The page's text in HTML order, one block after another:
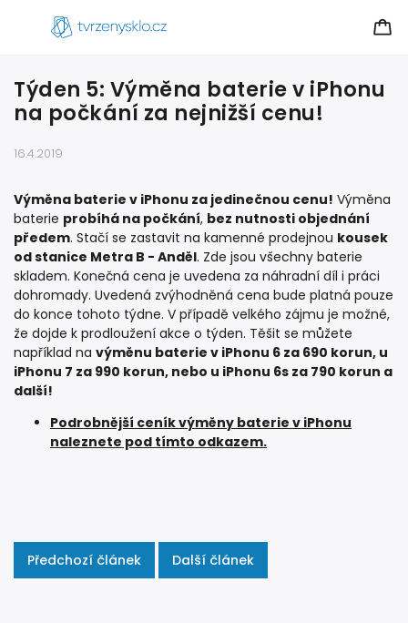
Týden 5: Výměna baterie v iPhonu
na počkání za nejnižší cenu!
16.4.2019
Výměna baterie v iPhonu za jedinečnou cenu! Výměna
baterie probíhá na počkání, bez nutnosti objednání
předem. Stačí se zastavit na kamenné prodejnou kousek
od stanice Metra B - Anděl. Zde jsou všechny baterie
skladem. Konečná cena je uvedena za náhradní díl i práci
dohromady. Uvedená zvýhodněná cena bude platná pouze
do konce tohoto týdne. V případě velkého zájmu je možné,
že dojde k prodloužení akce o týden. Těšit se můžete
například na výměnu baterie v iPhonu 6 za 690 korun, u
iPhonu 7 za 990 korun, nebo u iPhonu 6s za 790 korun a
další!
Podrobnější ceník výměny baterie v iPhonu
naleznete pod tímto odkazem.
Předchozí článek Další článek